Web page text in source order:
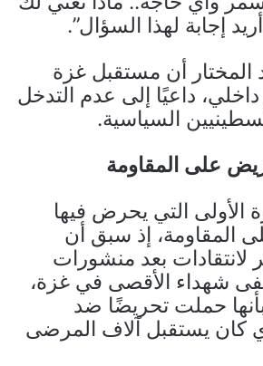
إجابة لهذا السؤال”.
المختار أن مستقبل غزة
داعيًا إلى عدم التدخل
السياسية.
على المقاومة
الأولى التي يحرض فيها
المقاومة، إذ سبق أن
بعد منشورات
شهداء الأقصى في غزة،
حملت تحريضًا ضد
كان يستقبل آلاف المرضى